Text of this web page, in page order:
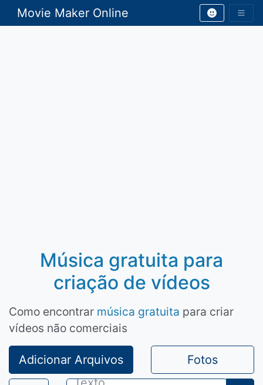
Movie Maker Online
Música gratuita para
criação de vídeos
Como encontrar música gratuita para criar
vídeos não comerciais
Adicionar Arquivos Fotos